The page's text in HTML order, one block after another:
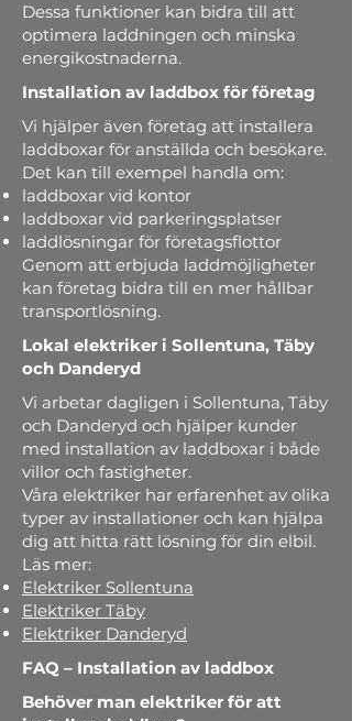
Dessa funktioner kan bidra till att
optimera laddningen och minska
energikostnaderna.
Installation av laddbox för företag
Vi hjälper även företag att installera
laddboxar för anställda och besökare.
Det kan till exempel handla om:
laddboxar vid kontor
laddboxar vid parkeringsplatser
laddlösningar för företagsflottor
Genom att erbjuda laddmöjligheter
kan företag bidra till en mer hållbar
transportlösning.
Lokal elektriker i Sollentuna, Täby
och Danderyd
Vi arbetar dagligen i Sollentuna, Täby
och Danderyd och hjälper kunder
med installation av laddboxar i både
villor och fastigheter.
Våra elektriker har erfarenhet av olika
typer av installationer och kan hjälpa
dig att hitta rätt lösning för din elbil.
Läs mer:
Elektriker Sollentuna
Elektriker Täby
Elektriker Danderyd
FAQ – Installation av laddbox
Behöver man elektriker för att